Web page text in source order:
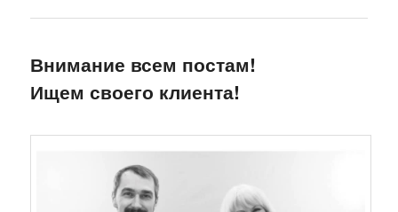
Внимание всем постам!
Ищем своего клиента!